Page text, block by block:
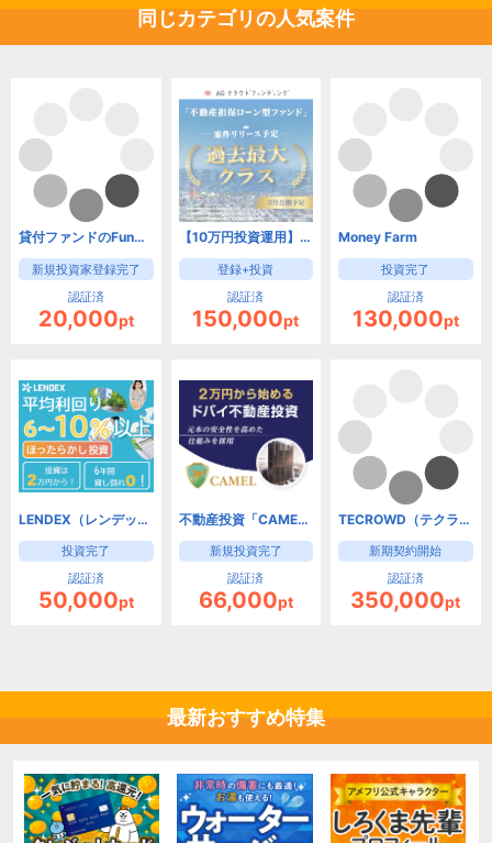
同じカテゴリの人気案件
貸付ファンドのFunds(ファンズ)【口座開設】
新規投資家登録完了
認証済
20,000pt
【10万円投資運用】AGクラウドファンディング
登録+投資
認証済
150,000pt
Money Farm
投資完了
認証済
130,000pt
LENDEX（レンデックス）融資型クラウドファンディング
投資完了
認証済
50,000pt
不動産投資「CAMEL」【2万円投資プログラム】
新規投資完了
認証済
66,000pt
TECROWD（テクラウド）［100万円以上の投資］
新期契約開始
認証済
350,000pt
最新おすすめ特集